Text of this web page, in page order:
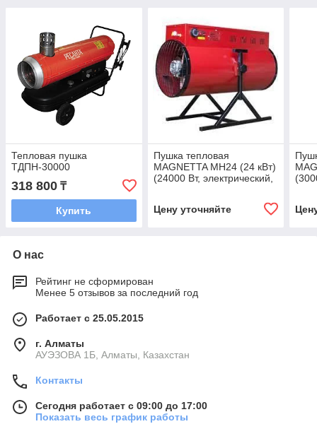
Тепловая пушка
ТДПН-30000
318 800 ₸
Купить
Пушка тепловая
MAGNETTA MH24 (24 кВт)
(24000 Вт, электрический,
Цену уточняйте
О нас
Рейтинг не сформирован
Менее 5 отзывов за последний год
Работает с 25.05.2015
г. Алматы
АУЭЗОВА 1Б, Алматы, Казахстан
Контакты
Сегодня работает с 09:00 до 17:00
Показать весь график работы